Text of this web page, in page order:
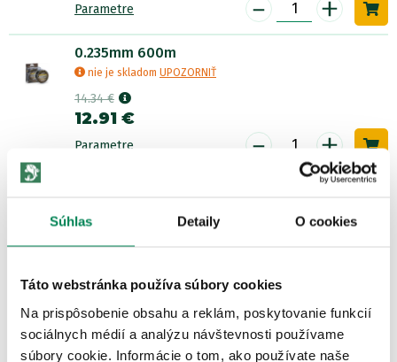
Súhlas Detaily O cookies
Táto webstránka používa súbory cookies
Na prispôsobenie obsahu a reklám, poskytovanie funkcií
sociálnych médií a analýzu návštevnosti používame
súbory cookie. Informácie o tom, ako používate naše
Parametre
0.235mm 600m
nie je skladom UPOZORNIŤ
14.34 €
12.91 €
Parametre - +
Parametre -
0.350mm 5000m